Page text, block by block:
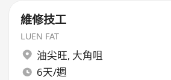
維修技工
LUEN FAT
油尖旺, 大角咀
6天/週